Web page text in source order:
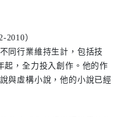
2010）
同行業維持生計，包括技
起，全力投入創作。他的作
與虛構小說，他的小說已經